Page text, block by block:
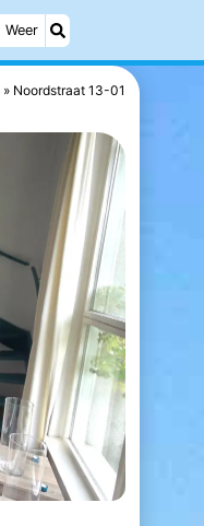
Weer
Noordstraat 13-01